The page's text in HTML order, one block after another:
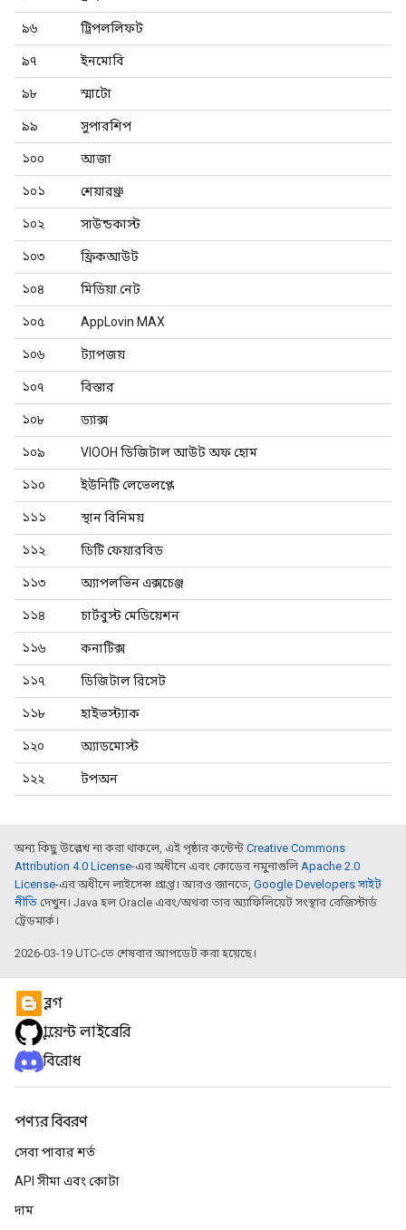
৯৬ ট্রিপললিফট
৯৭ ইনমোবি
৯৮ স্মাটো
৯৯ সুপারশিপ
১০০ আজা
১০১ শেয়ারথ্রু
১০২ সাউন্ডকাস্ট
১০৩ ফ্রিকআউট
১০৪ মিডিয়া.নেট
১০৫ AppLovin MAX
১০৬ ট্যাপজয়
১০৭ বিস্তার
১০৮ ড্যাক্স
১০৯ VIOOH ডিজিটাল আউট অফ হোম
১১০ ইউনিটি লেভেলপ্লে
১১১ স্থান বিনিময়
১১২ ডিটি ফেয়ারবিড
১১৩ অ্যাপলভিন এক্সচেঞ্জ
১১৪ চার্টবুস্ট মেডিয়েশন
১১৬ কনাটিক্স
১১৭ ডিজিটাল রিসেট
১১৮ হাইভস্ট্যাক
১২০ অ্যাডমোস্ট
১২২ টপঅন
অন্য কিছু উল্লেখ না করা থাকলে, এই পৃষ্ঠার কন্টেন্ট Creative Commons
Attribution 4.0 License-এর অধীনে এবং কোডের নমুনাগুলিApache 2.0
License-এর অধীনে লাইসেন্স প্রাপ্ত। আরও জানতে, Google Developers সাইট
নীতি দেখুন। Java হল Oracle এবং/অথবা তার অ্যাফিলিয়েট সংস্থার রেজিস্টার্ড
ট্রেডমার্ক।
2026-03-19 UTC-তে শেষবার আপডেট করা হয়েছে।
ব্লগ
ক্লায়েন্ট লাইব্রেরি
বিরোধ
পণ্যর বিবরণ
সেবা পাবার শর্ত
API সীমা এবং কোটা
দাম